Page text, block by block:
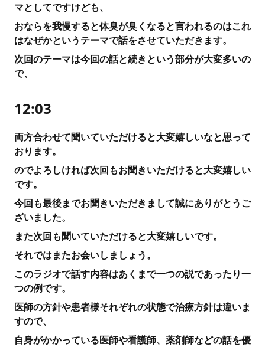
マとしてですけども、
おならを我慢すると体臭が臭くなると言われるのはこれ
はなぜかというテーマで話をさせていただきます。
次回のテーマは今回の話と続きという部分が大変多いの
で、
12:03
両方合わせて聞いていただけると大変嬉しいなと思って
おります。
のでよろしければ次回もお聞きいただけると大変嬉しい
です。
今回も最後までお聞きいただきまして誠にありがとうご
ざいました。
また次回も聞いていただけると大変嬉しいです。
それではまたお会いしましょう。
このラジオで話す内容はあくまで一つの説であったり一
つの例です。
医師の方針や患者様それぞれの状態で治療方針は違いま
すので、
自身がかかっている医師や看護師、薬剤師などの話を優